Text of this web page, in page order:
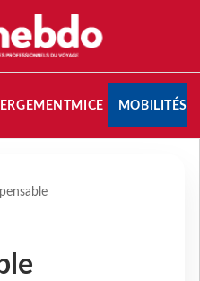
MICE MOBILITÉS